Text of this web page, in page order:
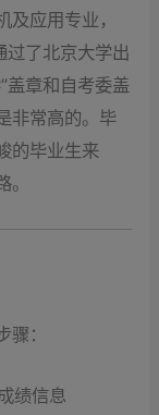
应用专业，
过了北京大学出
盖章和自考委盖
非常高的。毕
的毕业生来
：
绩信息